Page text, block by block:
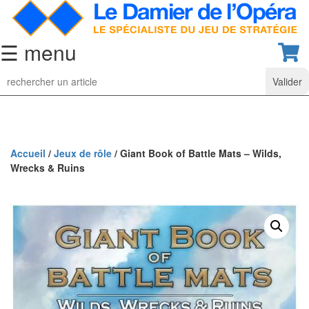
☰ menu
Jeu
d’Echecs
collection
classiques
Pièces
d’échecs
classiques
Coffrets
Accueil / Jeux de rôle / Giant Book of Battle Mats – Wilds,
Wrecks & Ruins